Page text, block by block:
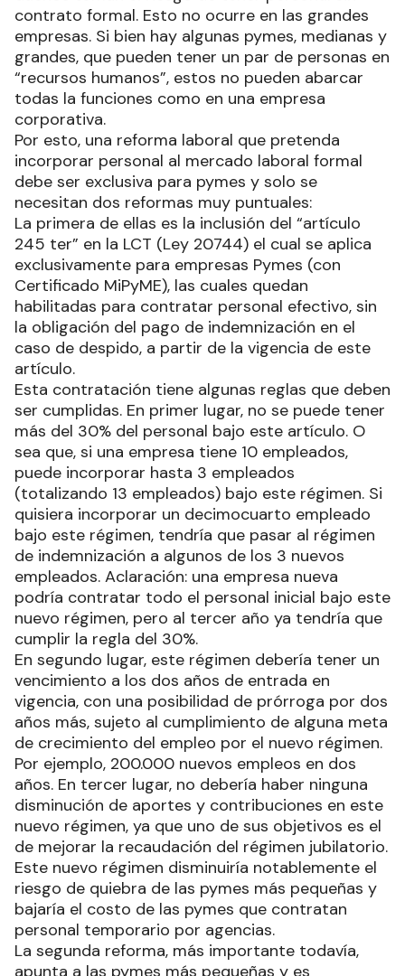
contrato formal. Esto no ocurre en las grandes
empresas. Si bien hay algunas pymes, medianas y
grandes, que pueden tener un par de personas en
“recursos humanos”, estos no pueden abarcar
todas la funciones como en una empresa
corporativa.
Por esto, una reforma laboral que pretenda
incorporar personal al mercado laboral formal
debe ser exclusiva para pymes y solo se
necesitan dos reformas muy puntuales:
La primera de ellas es la inclusión del “artículo
245 ter” en la LCT (Ley 20744) el cual se aplica
exclusivamente para empresas Pymes (con
Certificado MiPyME), las cuales quedan
habilitadas para contratar personal efectivo, sin
la obligación del pago de indemnización en el
caso de despido, a partir de la vigencia de este
artículo.
Esta contratación tiene algunas reglas que deben
ser cumplidas. En primer lugar, no se puede tener
más del 30% del personal bajo este artículo. O
sea que, si una empresa tiene 10 empleados,
puede incorporar hasta 3 empleados
(totalizando 13 empleados) bajo este régimen. Si
quisiera incorporar un decimocuarto empleado
bajo este régimen, tendría que pasar al régimen
de indemnización a algunos de los 3 nuevos
empleados. Aclaración: una empresa nueva
podría contratar todo el personal inicial bajo este
nuevo régimen, pero al tercer año ya tendría que
cumplir la regla del 30%.
En segundo lugar, este régimen debería tener un
vencimiento a los dos años de entrada en
vigencia, con una posibilidad de prórroga por dos
años más, sujeto al cumplimiento de alguna meta
de crecimiento del empleo por el nuevo régimen.
Por ejemplo, 200.000 nuevos empleos en dos
años. En tercer lugar, no debería haber ninguna
disminución de aportes y contribuciones en este
nuevo régimen, ya que uno de sus objetivos es el
de mejorar la recaudación del régimen jubilatorio.
Este nuevo régimen disminuiría notablemente el
riesgo de quiebra de las pymes más pequeñas y
bajaría el costo de las pymes que contratan
personal temporario por agencias.
La segunda reforma, más importante todavía,